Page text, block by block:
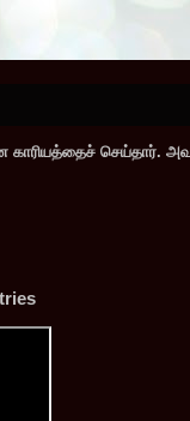
காரியத்தைச் செய்தார்.